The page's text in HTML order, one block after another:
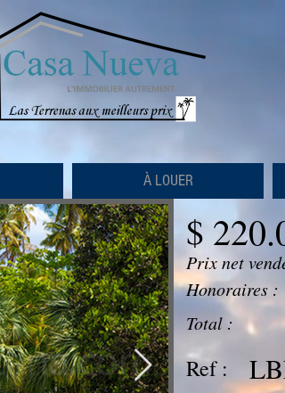
À LOUER
$
Prix net
Honoraires :
Total :
Ref :